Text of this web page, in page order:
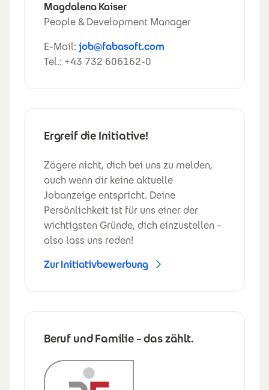
Magdalena Kaiser
People & Development Manager
E-Mail: job@fabasoft.com
Tel.: +43 732 606162-0
Ergreif die Initiative!
Zögere nicht, dich bei uns zu melden,
auch wenn dir keine aktuelle
Jobanzeige entspricht. Deine
Persönlichkeit ist für uns einer der
wichtigsten Gründe, dich einzustellen –
also lass uns reden!
Zur Initiativbewerbung
Beruf und Familie – das zählt.